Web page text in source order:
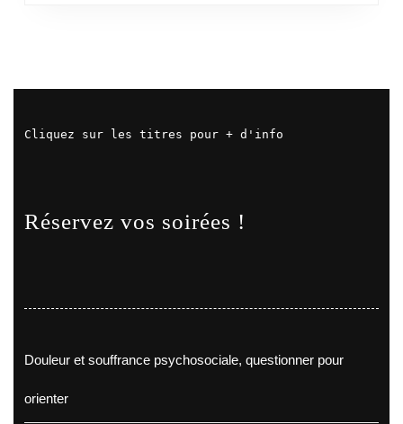
Cliquez sur les titres pour + d'info
Réservez vos soirées !
Douleur et souffrance psychosociale, questionner pour
orienter